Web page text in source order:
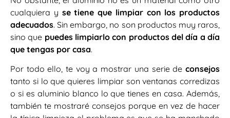
cualquiera y se tiene que limpiar con los productos
adecuados. Sin embargo, no son productos muy raros,
sino que puedes limpiarlo con productos del día a día
que tengas por casa.
Por todo ello, te voy a mostrar una serie de consejos
tanto si lo que quieres limpiar son ventanas corredizas
o si es aluminio blanco lo que tienes en casa. Además,
también te mostraré consejos porque en vez de hacer